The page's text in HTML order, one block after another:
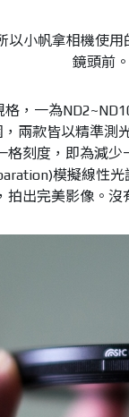
以小帆拿相機使
鏡頭前。
格，一為
兩款皆以精準測
格刻度，即為減
模擬線性光
出完美影像。沒